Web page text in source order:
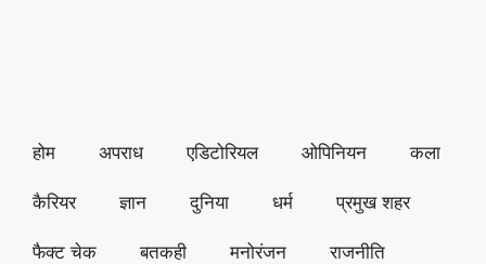
होम अपराध एडिटोरियल ओपिनियन कला
कैरियर ज्ञान दुनिया धर्म प्रमुख शहर
फैक्ट चेक बतकही मनोरंजन राजनीति